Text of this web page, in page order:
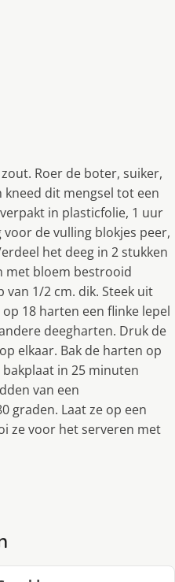
Roer de boter, suiker,
dit mengsel tot een
in plasticfolie, 1 uur
de vulling blokjes peer,
het deeg in 2 stukken
met bloem bestrooid
1/2 cm. dik. Steek uit
18 harten een flinke lepel
deegharten. Druk de
elkaar. Bak de harten op
in 25 minuten
van een
graden. Laat ze op een
ze voor het serveren met